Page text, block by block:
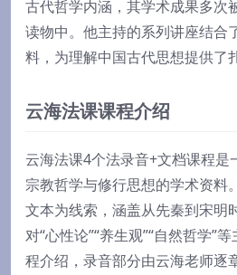
古代哲学内涵，其学术成果多次
读物中。他主持的系列讲座结合
料，为理解中国古代思想提供了
云海法课课程介绍
云海法课4个法录音+文档课程是
宗教哲学与修行思想的学术资料
文本为线索，涵盖从先秦到宋明
对“心性论”“养生观”“自然哲学”
程介绍，录音部分由云海老师逐